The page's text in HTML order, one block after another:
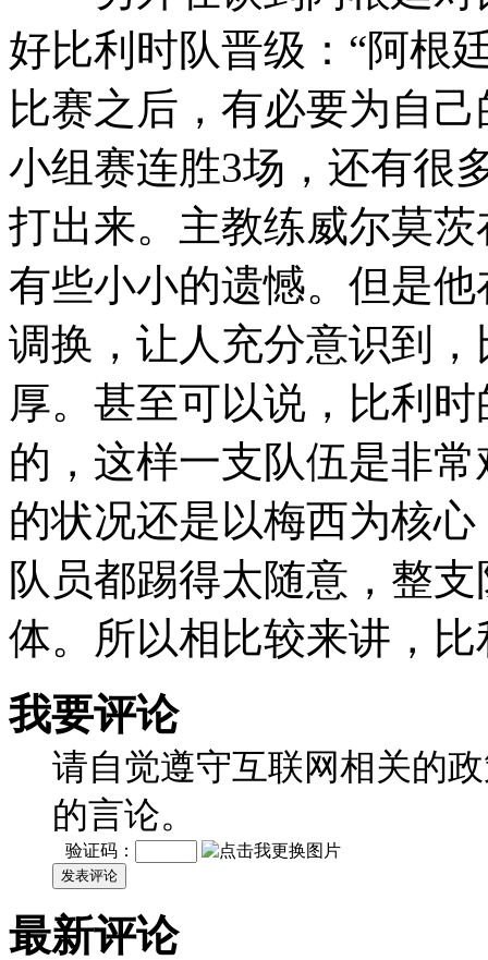
好比利时队晋级：“阿根
比赛之后，有必要为自
小组赛连胜3场，还有很
打出来。主教练威尔莫
有些小小的遗憾。但是
调换，让人充分意识到
厚。甚至可以说，比利
的，这样一支队伍是非
的状况还是以梅西为核
队员都踢得太随意，整
体。所以相比较来讲，
我要评论
请自觉遵守互联网相关的
的言论。
验证码：
发表评论
最新评论